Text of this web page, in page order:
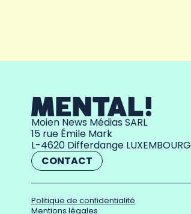
Moien News Médias SARL
15 rue Émile Mark
L-4620 Differdange LUXEMBOURG
CONTACT
Politique de confidentialité
Mentions légales